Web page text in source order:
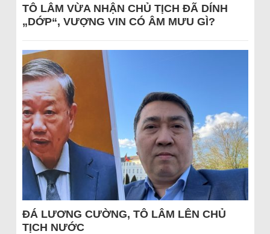
TÔ LÂM VỪA NHẬN CHỦ TỊCH ĐÃ DÍNH
„DỚP“, VƯỢNG VIN CÓ ÂM MƯU GÌ?
ĐÁ LƯƠNG CƯỜNG, TÔ LÂM LÊN CHỦ
TỊCH NƯỚC